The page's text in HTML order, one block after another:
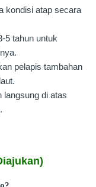
kondisi atap secara
5 tahun untuk
pelapis tambahan
langsung di atas